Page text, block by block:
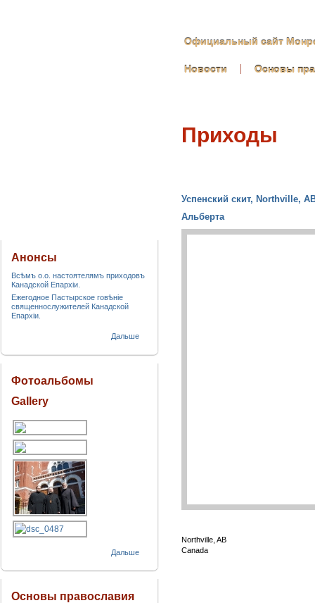
Официальный сайт
Новости Основы
Приходы
Успенский скит, Northville,
Альберта
Northville, AB
Canada
Анонсы
Всѣмъ о.о. настоятелямъ приходовъ
Канадской Епархiи.
Ежегодное Пастырское говѣніе
священнослужителей Канадской
Епархіи.
Дальше
Фотоальбомы
Gallery
Дальше
Основы православия